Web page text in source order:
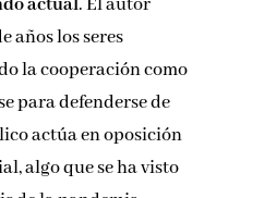
actual. El autor
años los seres
la cooperación como
para defenderse de
actúa en oposición
algo que se ha visto